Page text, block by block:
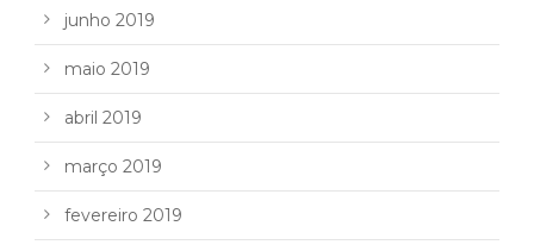
junho 2019
maio 2019
abril 2019
março 2019
fevereiro 2019